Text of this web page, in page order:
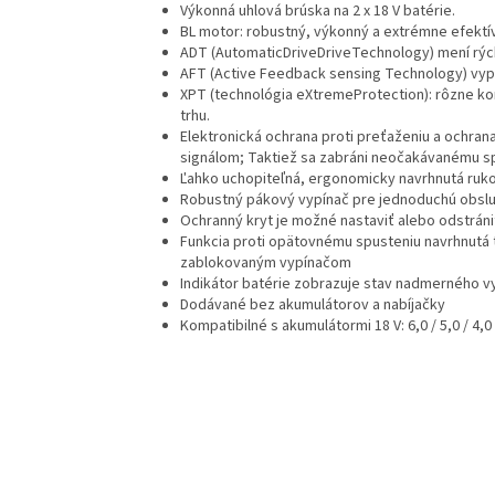
Výkonná uhlová brúska na 2 x 18 V batérie.
BL motor: robustný, výkonný a extrémne
ADT (AutomaticDriveDriveTechnology) mení
AFT (Active Feedback sensing Technology)
XPT (technológia eXtremeProtection): rôzne
trhu.
Elektronická ochrana proti preťaženiu a
signálom; Taktiež sa zabráni neočakávanému
Ľahko uchopiteľná, ergonomicky navrhnutá
Robustný pákový vypínač pre jednoduchú
Ochranný kryt je možné nastaviť alebo
Funkcia proti opätovnému spusteniu
zablokovaným vypínačom
Indikátor batérie zobrazuje stav nadmerného
Dodávané bez akumulátorov a nabíjačky
Kompatibilné s akumulátormi 18 V: 6,0 / 5,0 /